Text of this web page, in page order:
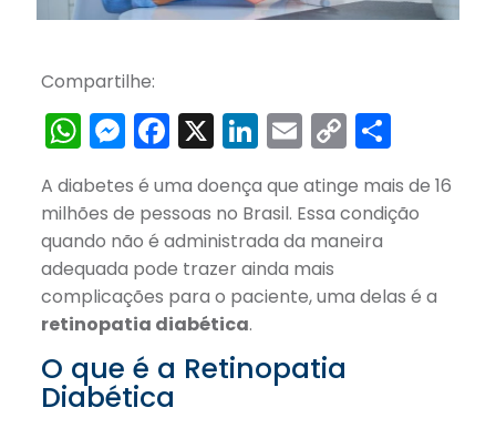
Compartilhe:
WhatsApp
Messenger
Facebook
X LinkedIn
Email
Copy
Link
Share
A diabetes é uma doença que atinge mais de 16
milhões de pessoas no Brasil. Essa condição
quando não é administrada da maneira
adequada pode trazer ainda mais
complicações para o paciente, uma delas é a
retinopatia diabética.
O que é a Retinopatia
Diabética